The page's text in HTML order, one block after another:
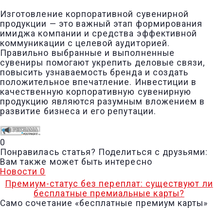
Изготовление корпоративной сувенирной
продукции — это важный этап формирования
имиджа компании и средства эффективной
коммуникации с целевой аудиторией.
Правильно выбранные и выполненные
сувениры помогают укрепить деловые связи,
повысить узнаваемость бренда и создать
положительное впечатление. Инвестиции в
качественную корпоративную сувенирную
продукцию являются разумным вложением в
развитие бизнеса и его репутации.
0
Понравилась статья? Поделиться с друзьями:
Вам также может быть интересно
Новости 0
Премиум-статус без переплат: существуют ли
бесплатные премиальные карты?
Само сочетание «бесплатные премиум карты»